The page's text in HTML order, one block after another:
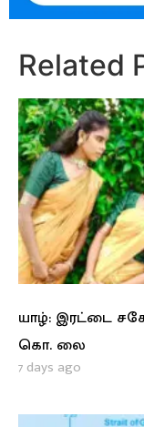
Related
யாழ்: இரட்டை
கொ. லை
7 days ago